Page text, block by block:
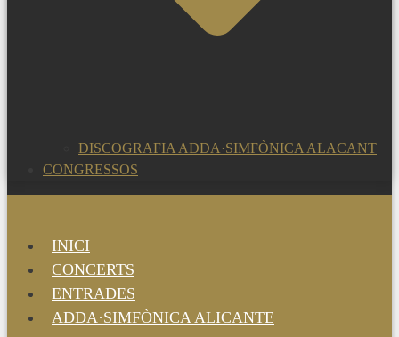
DISCOGRAFIA ADDA·SIMFÒNICA ALACANT
CONGRESSOS
INICI
CONCERTS
ENTRADES
ADDA·SIMFÒNICA ALICANTE